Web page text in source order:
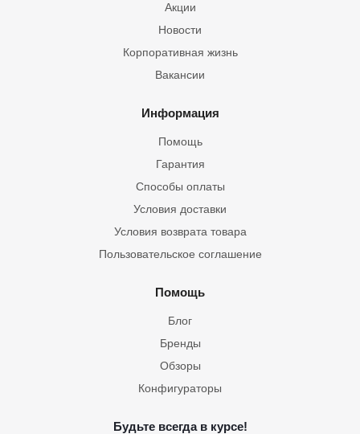
Акции
Новости
Корпоративная жизнь
Вакансии
Информация
Помощь
Гарантия
Способы оплаты
Условия доставки
Условия возврата товара
Пользовательское соглашение
Помощь
Блог
Бренды
Обзоры
Конфигураторы
Будьте всегда в курсе!